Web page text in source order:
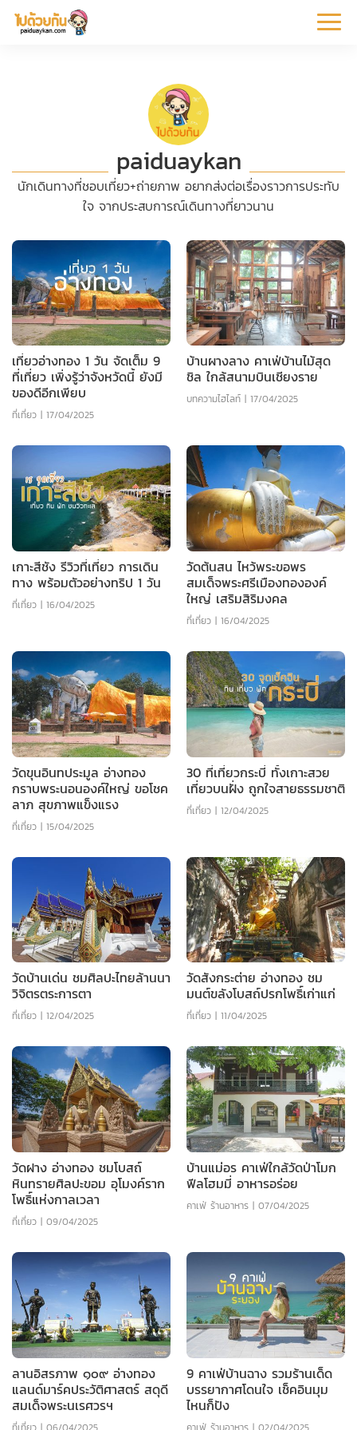
paiduaykan
นักเดินทางที่ชอบเที่ยว+ถ่ายภาพ อยากส่งต่อเรื่องราวการประทับ
ใจ จากประสบการณ์เดินทางที่ยาวนาน
เที่ยวอ่างทอง 1 วัน จัดเต็ม 9
ที่เที่ยว เพิ่งรู้ว่าจังหวัดนี้ ยังมี
ของดีอีกเพียบ
ที่เที่ยว | 17/04/2025
บ้านผางลาง คาเฟ่บ้านไม้สุด
ชิล ใกล้สนามบินเชียงราย
บทความไฮไลท์ | 17/04/2025
เกาะสีชัง รีวิวที่เที่ยว การเดิน
ทาง พร้อมตัวอย่างทริป 1 วัน
ที่เที่ยว | 16/04/2025
วัดต้นสน ไหว้พระขอพร
สมเด็จพระศรีเมืองทององค์
ใหญ่ เสริมสิริมงคล
ที่เที่ยว | 16/04/2025
วัดขุนอินทประมูล อ่างทอง
กราบพระนอนองค์ใหญ่ ขอโชค
ลาภ สุขภาพแข็งแรง
ที่เที่ยว | 15/04/2025
30 ที่เที่ยวกระบี่ ทั้งเกาะสวย
เที่ยวบนฝั่ง ถูกใจสายธรรมชาติ
ที่เที่ยว | 12/04/2025
วัดบ้านเด่น ชมศิลปะไทยล้านนา
วิจิตรตระการตา
ที่เที่ยว | 12/04/2025
วัดสังกระต่าย อ่างทอง ชม
มนต์ขลังโบสถ์ปรกโพธิ์เก่าแก่
ที่เที่ยว | 11/04/2025
วัดฝาง อ่างทอง ชมโบสถ์
หินทรายศิลปะขอม อุโมงค์ราก
โพธิ์แห่งกาลเวลา
ที่เที่ยว | 09/04/2025
บ้านแม่อร คาเฟ่ใกล้วัดป่าโมก
ฟีลโฮมมี่ อาหารอร่อย
คาเฟ่ ร้านอาหาร | 07/04/2025
ลานอิสรภาพ ๑๐๙ อ่างทอง
แลนด์มาร์คประวัติศาสตร์ สดุดี
สมเด็จพระนเรศวรฯ
ที่เที่ยว | 06/04/2025
9 คาเฟ่บ้านฉาง รวมร้านเด็ด
บรรยากาศโดนใจ เช็คอินมุม
ไหนก็ปัง
คาเฟ่ ร้านอาหาร | 02/04/2025